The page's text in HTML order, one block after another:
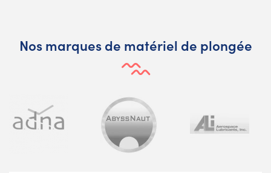
Nos marques de matériel de plongée